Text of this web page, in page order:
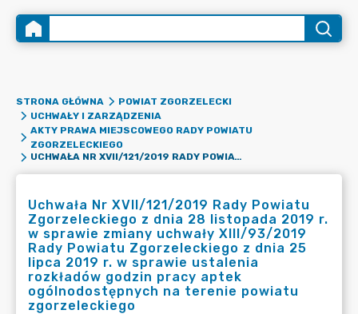
STRONA GŁÓWNA
POWIAT ZGORZELECKI
UCHWAŁY I ZARZĄDZENIA
AKTY PRAWA MIEJSCOWEGO RADY POWIATU
ZGORZELECKIEGO
UCHWAŁA NR XVII/121/2019 RADY POWIATU ZGORZELECKIEGO Z DNIA 28 LISTOPADA 2019 R. W SPRAWIE ZMIANY UCHWAŁY XIII/93/2019 RADY POWIATU ZGORZELECKIEGO Z DNIA 25 LIPCA 2019 R. W SPRAWIE USTALENIA ROZKŁADÓW GODZIN PRACY APTEK OGÓLNODOSTĘPNYCH NA TERENIE POWIATU ZGORZELECKIEGO
Uchwała Nr XVII/121/2019 Rady Powiatu
Zgorzeleckiego z dnia 28 listopada 2019 r.
w sprawie zmiany uchwały XIII/93/2019
Rady Powiatu Zgorzeleckiego z dnia 25
lipca 2019 r. w sprawie ustalenia
rozkładów godzin pracy aptek
ogólnodostępnych na terenie powiatu
zgorzeleckiego